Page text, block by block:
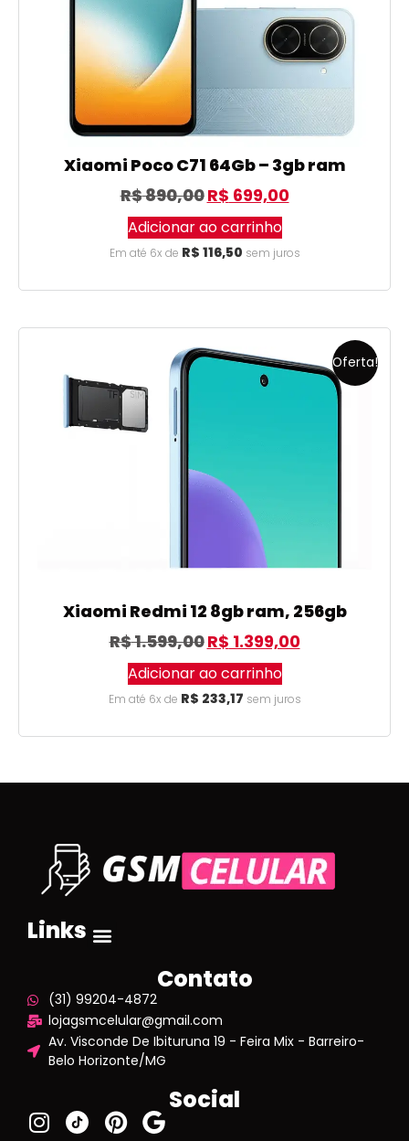
Xiaomi Poco C71 64Gb – 3gb ram
R$890,00R$ 699,00
Adicionar ao carrinho
Em até 6x de R$ 116,50 sem juros
Oferta!
Xiaomi Redmi 12 8gb ram, 256gb
R$1.599,00R$ 1.399,00
Adicionar ao carrinho
Em até 6x de R$ 233,17 sem juros
Links
Contato
(31) 99204-4872
lojagsmcelular@gmail.com
Av. Visconde De Ibituruna 19 - Feira Mix - Barreiro-
Belo Horizonte/MG
Social